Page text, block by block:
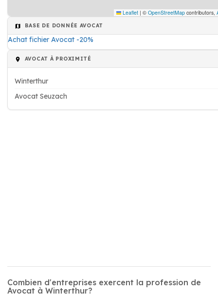
Leaflet | © OpenStreetMap contributors,
BASE DE DONNÉE AVOCAT
Achat fichier Avocat -20%
AVOCAT À PROXIMITÉ
Winterthur
Avocat Seuzach
Combien d'entreprises exercent la profession de
Avocat à Winterthur?